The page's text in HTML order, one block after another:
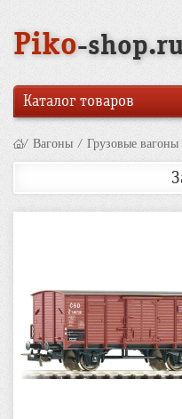
Piko-
Каталог товаров
/ Вагоны / Грузовые вагоны